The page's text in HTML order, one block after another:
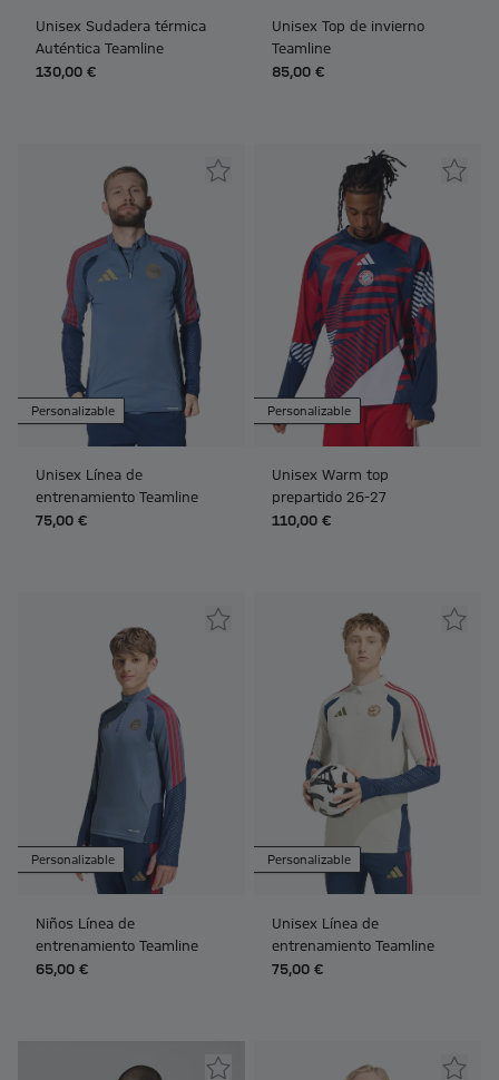
Unisex Sudadera térmica
Auténtica Teamline
130,00 €
Unisex Top de invierno
Teamline
85,00 €
Personalizable
Unisex Línea de
entrenamiento Teamline
75,00 €
Personalizable
Unisex Warm top
prepartido 26-27
110,00 €
Personalizable
Niños Línea de
entrenamiento Teamline
65,00 €
Personalizable
Unisex Línea de
entrenamiento Teamline
75,00 €